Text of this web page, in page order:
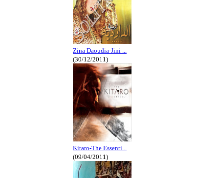
Zina Daoudia-Jini ...
(30/12/2011)
Kitaro-The Essenti...
(09/04/2011)